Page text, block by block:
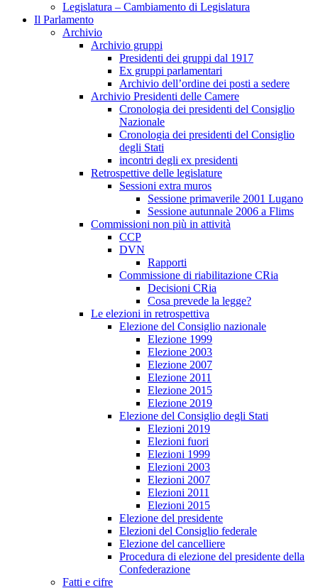
Legislatura – Cambiamento di Legislatura
Il Parlamento
Archivio
Archivio gruppi
Presidenti dei gruppi dal 1917
Ex gruppi parlamentari
Archivio dell’ordine dei posti a sedere
Archivio Presidenti delle Camere
Cronologia dei presidenti del Consiglio
Nazionale
Cronologia dei presidenti del Consiglio
degli Stati
incontri degli ex presidenti
Retrospettive delle legislature
Sessioni extra muros
Sessione primaverile 2001 Lugano
Sessione autunnale 2006 a Flims
Commissioni non più in attività
CCP
DVN
Rapporti
Commissione di riabilitazione CRia
Decisioni CRia
Cosa prevede la legge?
Le elezioni in retrospettiva
Elezione del Consiglio nazionale
Elezione 1999
Elezione 2003
Elezione 2007
Elezione 2011
Elezione 2015
Elezione 2019
Elezione del Consiglio degli Stati
Elezioni 2019
Elezioni fuori
Elezioni 1999
Elezioni 2003
Elezioni 2007
Elezioni 2011
Elezioni 2015
Elezione del presidente
Elezioni del Consiglio federale
Elezione del cancelliere
Procedura di elezione del presidente della
Confederazione
Fatti e cifre